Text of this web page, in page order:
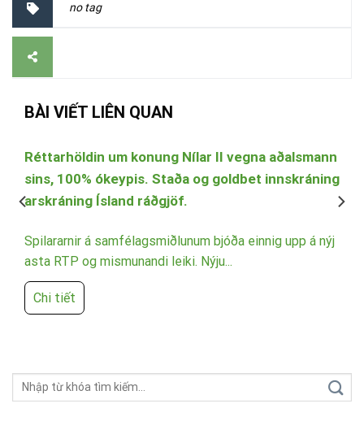
no tag
BÀI VIẾT LIÊN QUAN
Réttarhöldin um konung Nílar II vegna aðalsmann
sins, 100% ókeypis. Staða og goldbet innskráning
arskráning Ísland ráðgjöf.
Spilararnir á samfélagsmiðlunum bjóða einnig upp á nýj
asta RTP og mismunandi leiki. Nýju...
Chi tiết